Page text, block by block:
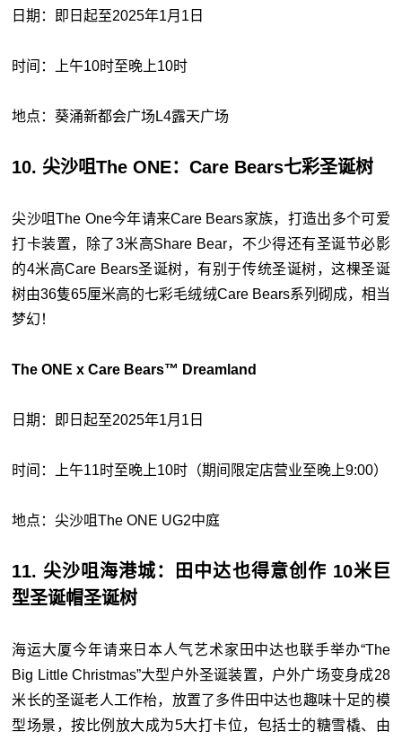
日期：即日起至2025年1月1日
时间：上午10时至晚上10时
地点：葵涌新都会广场L4露天广场
10. 尖沙咀The ONE：Care Bears七彩圣诞树
尖沙咀The One今年请来Care Bears家族，打造出多个可爱
打卡装置，除了3米高Share Bear，不少得还有圣诞节必影
的4米高Care Bears圣诞树，有别于传统圣诞树，这棵圣诞
树由36隻65厘米高的七彩毛绒绒Care Bears系列砌成，相当
梦幻！
The ONE x Care Bears™️ Dreamland
日期：即日起至2025年1月1日
时间：上午11时至晚上10时（期间限定店营业至晚上9:00）
地点：尖沙咀The ONE UG2中庭
11. 尖沙咀海港城：田中达也得意创作 10米巨
型圣诞帽圣诞树
海运大厦今年请来日本人气艺术家田中达也联手举办“The
Big Little Christmas”大型户外圣诞装置，户外广场变身成28
米长的圣诞老人工作枱，放置了多件田中达也趣味十足的模
型场景，按比例放大成为5大打卡位，包括士的糖雪橇、由